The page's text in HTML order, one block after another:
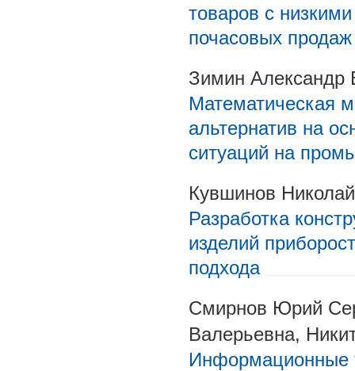
товаров с
почасовых продаж
Зимин Александр
Математическая
альтернатив на
ситуаций на
Кувшинов
Разработка
изделий
подхода
Смирнов Юрий
Валерьевна,
Информационные